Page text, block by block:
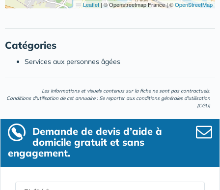
Leaflet | © Openstreetmap France | ©OpenStreetMap
Catégories
Services aux personnes âgées
Les informations et visuels contenus sur la fiche ne sont pas contractuels.
Conditions d'utilisation de cet annuaire : Se reporter aux conditions générales d'utilisation
(CGU)
Demande de devis d’aide à
domicile gratuit et sans
engagement.